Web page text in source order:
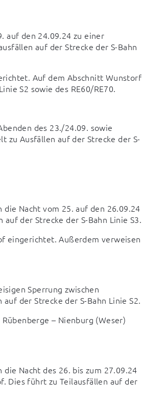
auf den 24.09.24 zu einer
auf der Strecke der S-Bahn
Auf dem Abschnitt Wunstorf
S2 sowie des RE60/RE70.
des 23./24.09. sowie
zu Ausfällen auf der Strecke der S-
Nacht vom 25. auf den 26.09.24
der Strecke der S-Bahn Linie S3.
eingerichtet. Außerdem verweisen
Sperrung zwischen
der Strecke der S-Bahn Linie S2.
– Nienburg (Weser)
Nacht des 26. bis zum 27.09.24
Dies führt zu Teilausfällen auf der